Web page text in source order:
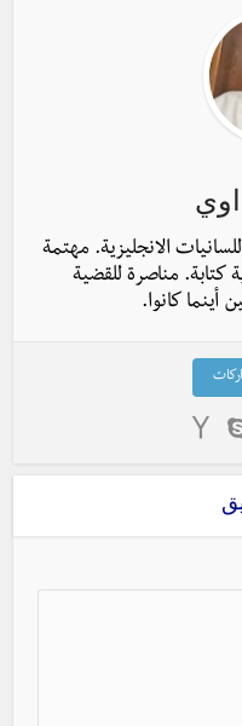
الانجليزية. مهتمة
كتابة. مناصرة للقضية
أينما كانوا.